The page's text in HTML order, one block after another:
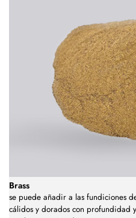
Brass
se puede añadir a las fundiciones
cálidos y dorados con profundidad